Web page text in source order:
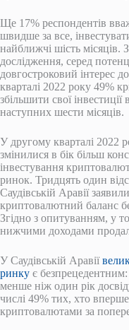
Ще 17% респондентів
швидше за все,
найближчі шість місяців.
дослідження, серед
довгостроковий інтерес
кварталі 2022 року 49%
збільшити свої
наступних шести місяців.
У другому кварталі 2022
змінилися в бік більш
інвестування
ринок. Тридцять один
Саудівській Аравії
криптовалютний баланс
Згідно з опитуванням, у
нижчими доходами
У Саудівській Аравії
ринку є
менше ніж один рік
числі 49% тих, хто
криптовалютами за